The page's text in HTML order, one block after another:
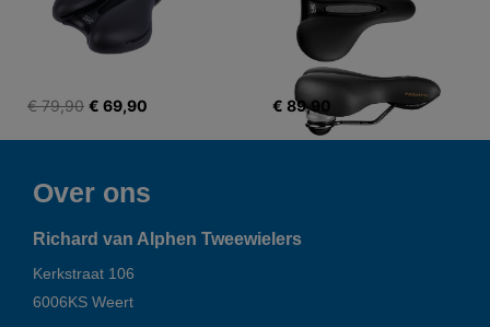
€ 79,90 € 69,90 € 89,90
Over ons
Richard van Alphen Tweewielers
Kerkstraat 106
6006KS Weert